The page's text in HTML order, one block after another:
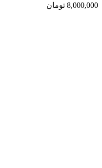
8,000,000 تومان